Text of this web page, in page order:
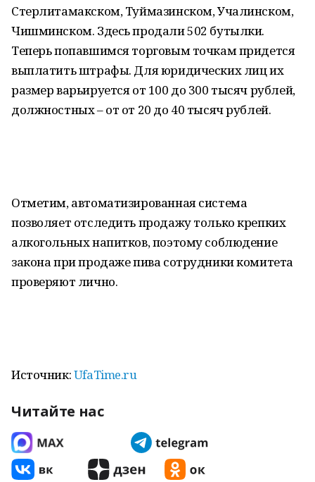
Стерлитамакском, Туймазинском, Учалинском,
Чишминском. Здесь продали 502 бутылки.
Теперь попавшимся торговым точкам придется
выплатить штрафы. Для юридических лиц их
размер варьируется от 100 до 300 тысяч рублей,
должностных – от от 20 до 40 тысяч рублей.
Отметим, автоматизированная система
позволяет отследить продажу только крепких
алкогольных напитков, поэтому соблюдение
закона при продаже пива сотрудники комитета
проверяют лично.
Источник:UfaTime.ru
Читайте нас